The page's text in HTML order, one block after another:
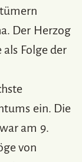
Der Herzog
als Folge der
ein. Die
am 9.
von